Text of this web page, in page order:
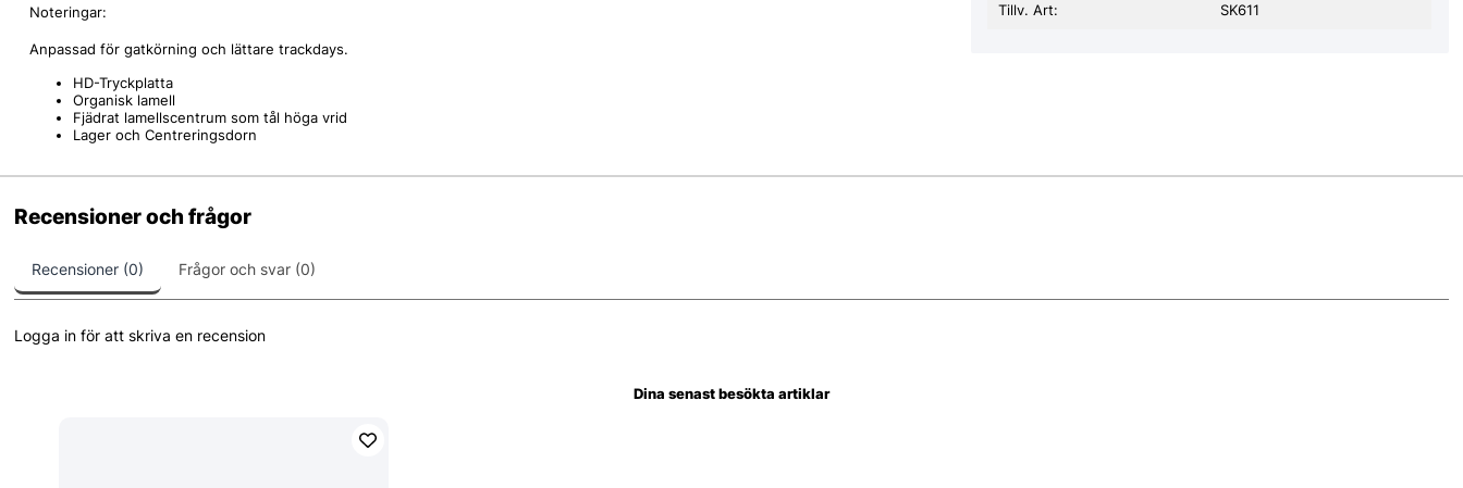
Noteringar:
Anpassad för gatkörning och lättare trackdays.
HD-Tryckplatta
Organisk lamell
Fjädrat lamellscentrum som tål höga vrid
Lager och Centreringsdorn
Tillv. Art: SK611
Recensioner och frågor
Recensioner (0) Frågor och svar (0)
Logga in för att skriva en recension
Dina senast besökta artiklar